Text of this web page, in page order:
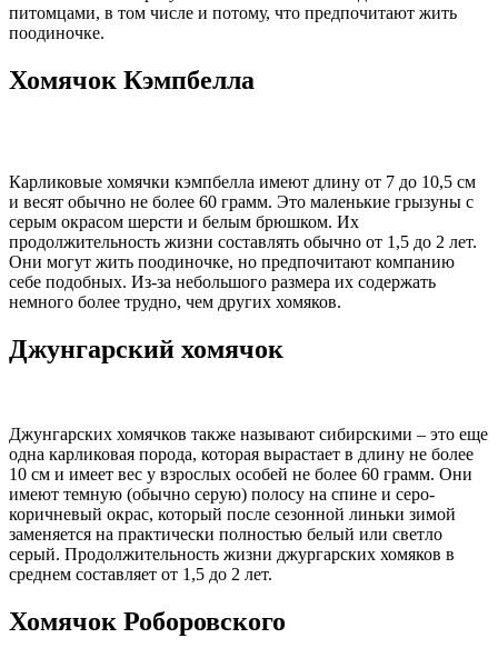
питомцами, в том числе и потому, что предпочитают жить
поодиночке.
Хомячок Кэмпбелла
Карликовые хомячки кэмпбелла имеют длину от 7 до 10,5 см
и весят обычно не более 60 грамм. Это маленькие грызуны с
серым окрасом шерсти и белым брюшком. Их
продолжительность жизни составлять обычно от 1,5 до 2 лет.
Они могут жить поодиночке, но предпочитают компанию
себе подобных. Из-за небольшого размера их содержать
немного более трудно, чем других хомяков.
Джунгарский хомячок
Джунгарских хомячков также называют сибирскими – это еще
одна карликовая порода, которая вырастает в длину не более
10 см и имеет вес у взрослых особей не более 60 грамм. Они
имеют темную (обычно серую) полосу на спине и серо-
коричневый окрас, который после сезонной линьки зимой
заменяется на практически полностью белый или светло
серый. Продолжительность жизни джургарских хомяков в
среднем составляет от 1,5 до 2 лет.
Хомячок Роборовского